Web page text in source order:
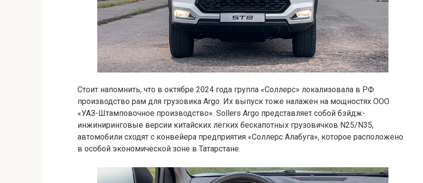
Стоит напомнить, что в октябре 2024 года группа «Соллерс» локализовала в РФ
производство рам для грузовика Argo. Их выпуск тоже налажен на мощностях ООО
«УАЗ-Штамповочное производство». Sollers Argo представляет собой бэйдж-
инжиниринговые версии китайских лёгких бескапотных грузовичков N25/N35,
автомобили сходят с конвейера предприятия «Соллерс Алабуга», которое расположено
в особой экономической зоне в Татарстане.